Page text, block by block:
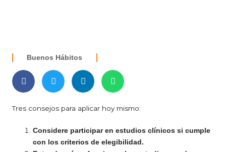
Buenos Hábitos
Tres consejos para aplicar hoy mismo:
Considere participar en estudios clínicos si cumple
con los criterios de elegibilidad.